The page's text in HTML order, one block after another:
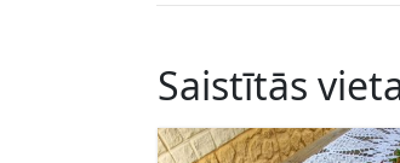
Saistītās